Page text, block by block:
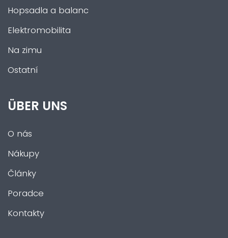
Hopsadla a balanc
Elektromobilita
Na zimu
Ostatní
ÜBER UNS
O nás
Nákupy
Články
Poradce
Kontakty